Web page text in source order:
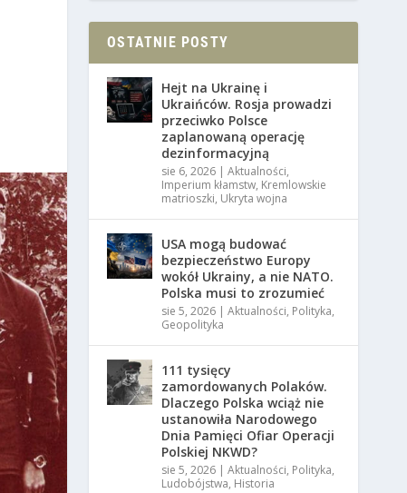
OSTATNIE POSTY
Hejt na Ukrainę i
Ukraińców. Rosja prowadzi
przeciwko Polsce
zaplanowaną operację
dezinformacyjną
sie 6, 2026 |Aktualności,
Imperium kłamstw, Kremlowskie
matrioszki, Ukryta wojna
USA mogą budować
bezpieczeństwo Europy
wokół Ukrainy, a nie NATO.
Polska musi to zrozumieć
sie 5, 2026 |Aktualności, Polityka,
Geopolityka
111 tysięcy
zamordowanych Polaków.
Dlaczego Polska wciąż nie
ustanowiła Narodowego
Dnia Pamięci Ofiar Operacji
Polskiej NKWD?
sie 5, 2026 |Aktualności, Polityka,
Ludobójstwa, Historia